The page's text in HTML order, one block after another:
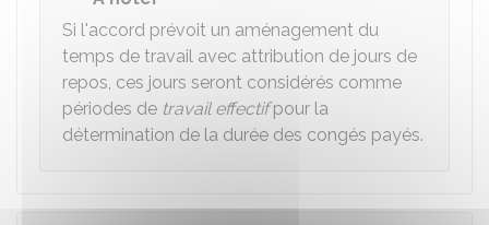
Si l'accord prévoit un aménagement du
temps de travail avec attribution de jours de
repos, ces jours seront considérés comme
périodes de travail effectifpour la
détermination de la durée des congés payés.